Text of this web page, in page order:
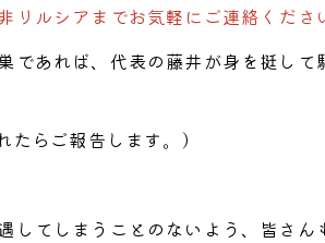
リルシアまでお気軽にご連絡くださ
であれば、代表の藤井が身を挺して
たらご報告します。）
してしまうことのないよう、皆さん